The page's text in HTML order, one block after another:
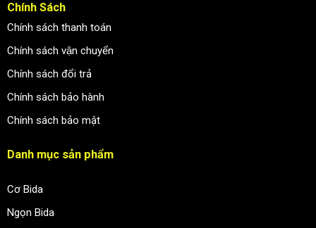
Chính Sách
Chính sách thanh toán
Chính sách vận chuyển
Chính sách đổi trả
Chính sách bảo hành
Chính sách bảo mật
Danh mục sản phẩm
Cơ Bida
Ngọn Bida